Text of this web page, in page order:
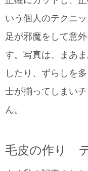
いう個人のテクニ
足が邪魔をして意
す。写真は、まあ
したり、ずらしを
士が揃ってしまい
ん。
毛皮の作り